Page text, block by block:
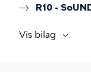
R10 -
Vis bilag